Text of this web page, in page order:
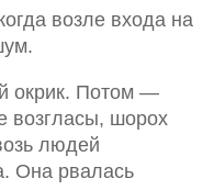
возле входа на
окрик. Потом —
возгласы, шорох
людей
Она рвалась